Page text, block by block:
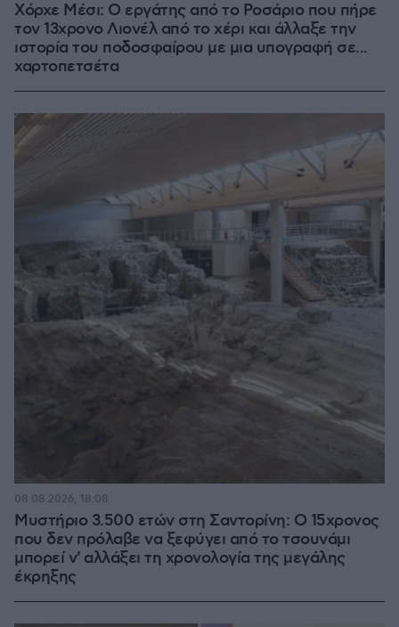
Χόρχε Μέσι: Ο εργάτης από το Ροσάριο που πήρε
τον 13χρονο Λιονέλ από το χέρι και άλλαξε την
ιστορία του ποδοσφαίρου με μια υπογραφή σε...
χαρτοπετσέτα
Μυστήριο 3.500 ετών στη Σαντορίνη: Ο 15χρονος
που δεν πρόλαβε να ξεφύγει από το τσουνάμι
μπορεί ν' αλλάξει τη χρονολογία της μεγάλης
έκρηξης
08.08.2026, 18:08